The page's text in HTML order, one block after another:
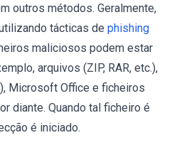
outros métodos. Geralmente,
tácticas de phishing
maliciosos podem estar
arquivos (ZIP, RAR, etc.),
Microsoft Office e ficheiros
diante. Quando tal ficheiro é
é iniciado.